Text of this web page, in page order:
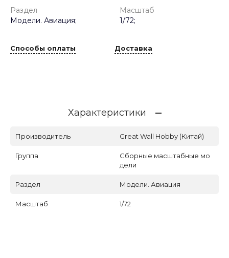
Раздел
Модели. Авиация;
Масштаб
1/72;
Способы оплаты Доставка
Характеристики
Производитель Great Wall Hobby (Китай)
Группа
Сборные масштабные мо
дели
Раздел Модели. Авиация
Масштаб 1/72